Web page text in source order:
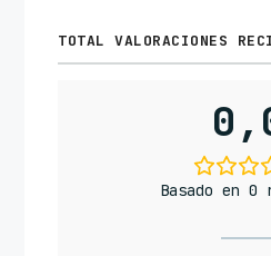
TOTAL VALORACIONES
Basado en 0